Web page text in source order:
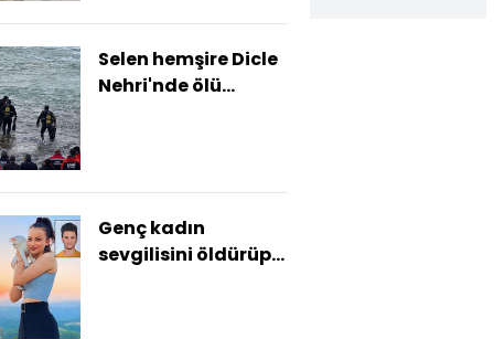
Selen hemşire Dicle
Nehri'nde ölü
Genç kadın
sevgilisini öldürüp